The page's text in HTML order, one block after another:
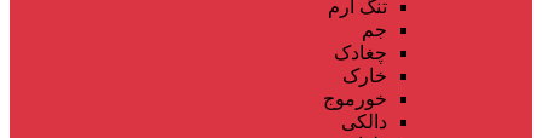
تنگ ارم
جم
چغادک
خارک
خورموج
دالکی